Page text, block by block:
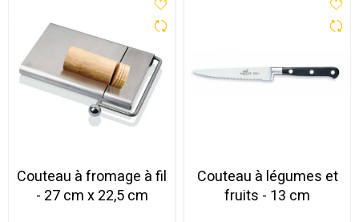
Couteau à fromage à fil
- 27 cm x 22,5 cm
Couteau à légumes et
fruits - 13 cm